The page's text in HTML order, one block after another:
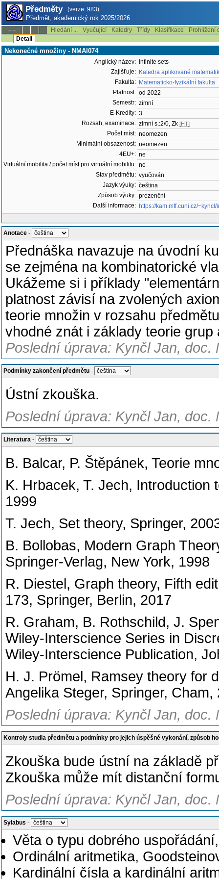
Předměty (verze: 983)
Předmět, akademický rok 2025/2026
--:-- Hledání ... Vyučující Katedry Třídy Klasifikace
Prohlížení
Detail
Nekonečné množiny - NMAI074
Anglický název:
Infinite sets
Zajišťuje: Katedra aplikované
Fakulta: Matematicko-fyzikální fakulta
Platnost: od 2022
Semestr: zimní
E-Kredity: 3
Rozsah, examinace: zimní s.:2/0, Zk [HT]
Počet míst: neomezen
Minimální obsazenost: neomezen
4EU+: ne
Virtuální mobilita / počet míst pro virtuální mobilitu: ne
Stav předmětu: vyučován
Jazyk výuky: čeština
Způsob výuky: prezenční
Další informace: https://kam.mff.cuni.cz/~kyncl/
Anotace -
Přednáška navazuje na úvodní
se zejména na kombinatorické
Ukážeme si i příklady
platnost závisí na zvolených
teorie množin v rozsahu
vhodné znát i základy teorie grup
Poslední úprava: Kynčl Jan, doc.
Podmínky zakončení předmětu -
Ústní zkouška.
Poslední úprava: Kynčl Jan, doc.
Literatura -
B. Balcar, P. Štěpánek, Teorie
K. Hrbacek, T. Jech, Introduction
1999
T. Jech, Set theory, Springer,
B. Bollobas, Modern Graph
Springer-Verlag, New York, 1998
R. Diestel, Graph theory, Fifth
173, Springer, Berlin, 2017
R. Graham, B. Rothschild, J.
Wiley-Interscience Series in
Wiley-Interscience Publication,
H. J. Prömel, Ramsey theory for
Angelika Steger, Springer, Cham,
Poslední úprava: Kynčl Jan, doc.
Kontroly studia předmětu a podmínky pro jejich úspěšné vykonání, způsob
Zkouška bude ústní na základě
Zkouška může mít distanční
Poslední úprava: Kynčl Jan, doc.
Sylabus -
Věta o typu dobrého
Ordinální aritmetika,
Kardinální čísla a kardinální